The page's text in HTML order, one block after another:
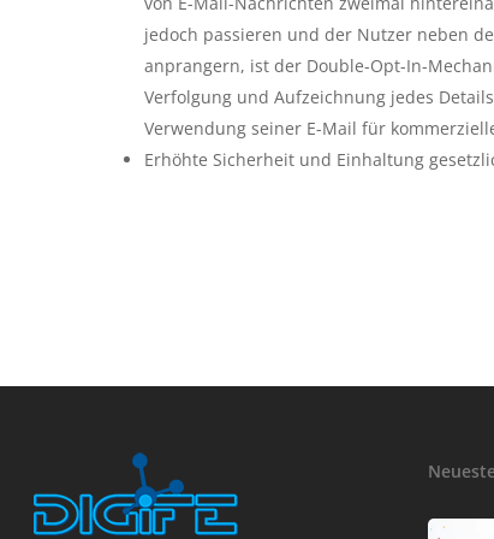
jedoch passieren und der Nutzer neben
anprangern, ist der Double-Opt-In-
Verfolgung und Aufzeichnung jedes
Verwendung seiner E-Mail für
Erhöhte Sicherheit und Einhaltung